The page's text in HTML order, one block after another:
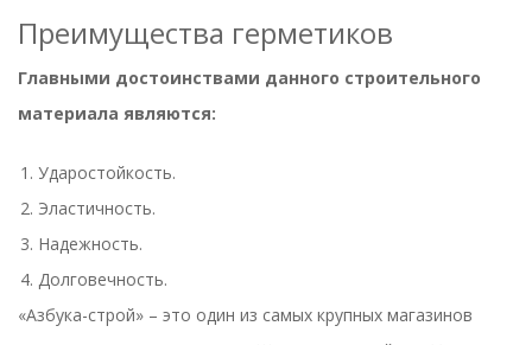
Преимущества герметиков
Главными достоинствами данного строительного
материала являются:
Ударостойкость.
Эластичность.
Надежность.
Долговечность.
«Азбука-строй» – это один из самых крупных магазинов